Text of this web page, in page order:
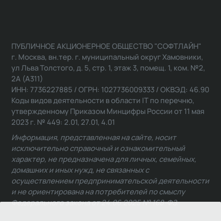
ПУБЛИЧНОЕ АКЦИОНЕРНОЕ ОБЩЕСТВО "СОФТЛАЙН"
г. Москва, вн.тер. г. муниципальный округ Хамовники,
ул Льва Толстого, д. 5, стр. 1, этаж 3, помещ. 1, ком. №2,
2А (А311)
ИНН: 7736227885 / ОГРН: 1027736009333 / ОКВЭД: 46.90
Коды видов деятельности в области IT по перечню,
утвержденному Приказом Минцифры России от 11 мая
2023 г. № 449: 2.01, 27.01, 4.01
Информация, представленная на сайте, носит
исключительно справочный и ознакомительный
характер, не предназначена для личных, семейных,
домашних и иных нужд, не связанных с
осуществлением предпринимательской деятельности
и не ориентирована на потребителей по смыслу
Федерального закона от 24.06.2025 № 168-ФЗ.